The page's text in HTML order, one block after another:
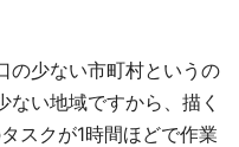
の少ない市町村というの
い地域ですから、描く
スクが1時間ほどで作業